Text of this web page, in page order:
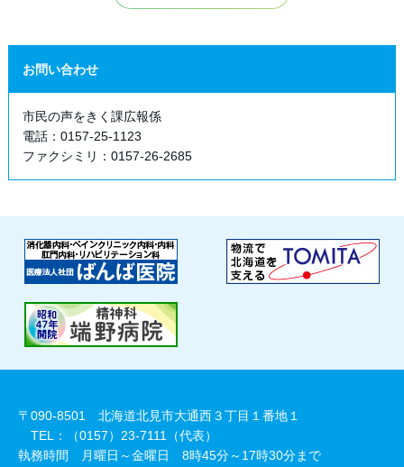
お問い合わせ
市民の声をきく課広報係
電話：0157-25-1123
ファクシミリ：0157-26-2685
〒090-8501 北海道北見市大通西３丁目１番地１
TEL：（0157）23-7111（代表）
執務時間 月曜日～金曜日 8時45分～17時30分まで